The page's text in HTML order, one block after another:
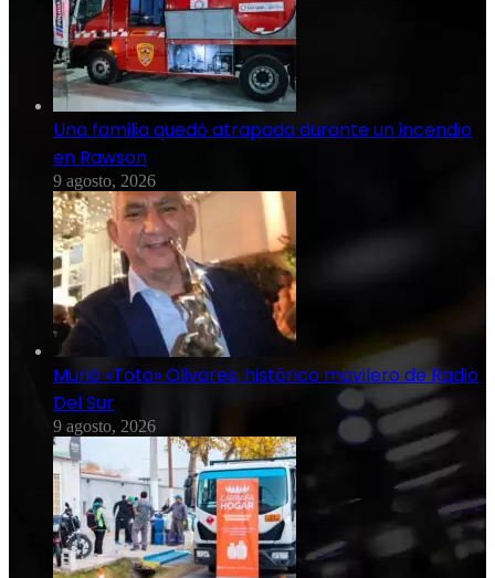
Una familia quedó atrapada durante un incendio
en Rawson
9 agosto, 2026
Murió «Toto» Olivares, histórico movilero de Radio
Del Sur
9 agosto, 2026